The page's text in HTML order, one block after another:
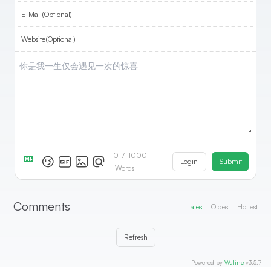
E-Mail(Optional)
Website(Optional)
0 / 1000
Words
Login Submit
Comments Latest Oldest Hottest
Refresh
Powered by Waline v3.5.7